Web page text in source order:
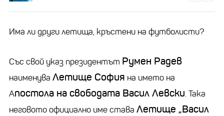
Има ли други летища, кръстени на футболисти?
Със свой указ президентът Румен Радев
наименува Летище София на името на
Апостола на свободата Васил Левски. Така
неговото официално име става Летище „Васил